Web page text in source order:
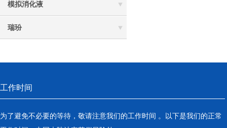
模拟消化液
瑞玢
工作时间
为了避免不必要的等待，敬请注意我们的工作时间 。以下是我们的正常